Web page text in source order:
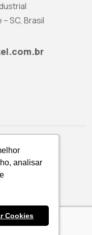
analisar
Cookies
analisar
Cookies
SC, Brasil